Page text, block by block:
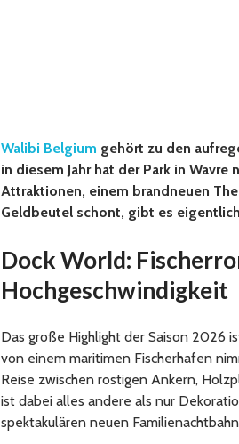
Walibi Belgium gehört zu den
in diesem Jahr hat der Park in
Attraktionen, einem brandneuen
Geldbeutel schont, gibt es
Dock World:
Hochgeschwindigkeit
Das große Highlight der Saison 2026
von einem maritimen Fischerhafen
Reise zwischen rostigen Ankern,
ist dabei alles andere als nur
spektakulären neuen